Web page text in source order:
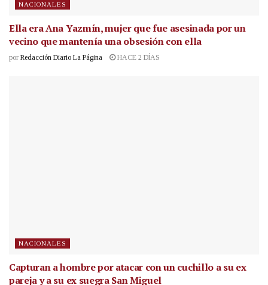
NACIONALES
Ella era Ana Yazmín, mujer que fue asesinada por un
vecino que mantenía una obsesión con ella
por Redacción Diario La Página HACE 2 DÍAS
NACIONALES
Capturan a hombre por atacar con un cuchillo a su ex
pareja y a su ex suegra San Miguel